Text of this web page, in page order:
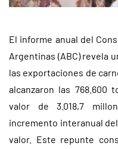
El informe anual del
Argentinas (ABC) revela
las exportaciones de
alcanzaron las 768.600
valor de 3.018,7
incremento interanual
valor. Este repunte